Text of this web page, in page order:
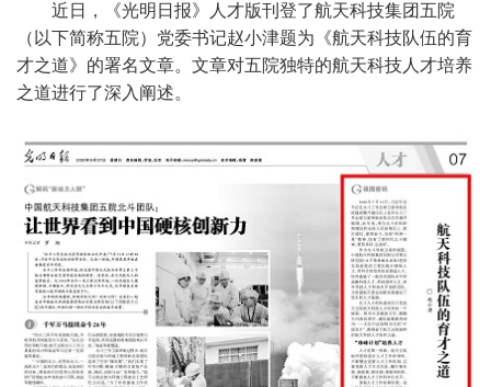
近日，《光明日报》人才版刊登了航天科技集团五院
（以下简称五院）党委书记赵小津题为《航天科技队伍的育
才之道》的署名文章。文章对五院独特的航天科技人才培养
之道进行了深入阐述。